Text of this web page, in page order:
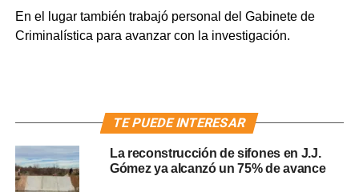
En el lugar también trabajó personal del Gabinete de
Criminalística para avanzar con la investigación.
TE PUEDE INTERESAR
La reconstrucción de sifones en J.J.
Gómez ya alcanzó un 75% de avance